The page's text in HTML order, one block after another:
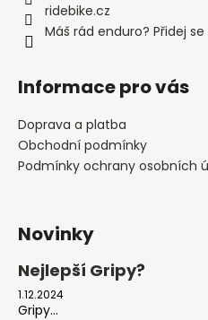
ridebike.cz
Máš rád enduro? Přidej
Informace pro vás
Doprava a platba
Obchodní podmínky
Podmínky ochrany osobních
Novinky
Nejlepší Gripy?
1.12.2024
Gripy...